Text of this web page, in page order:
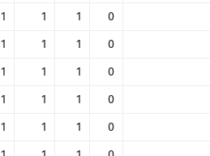
0
1
1
1
0
1
1
1
0
1
1
1
0
1
1
1
0
1
1
1